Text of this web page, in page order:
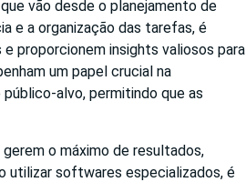
vão desde o planejamento de
e a organização das tarefas, é
proporcionem insights valiosos para
um papel crucial na
alvo, permitindo que as
o máximo de resultados,
utilizar softwares especializados, é